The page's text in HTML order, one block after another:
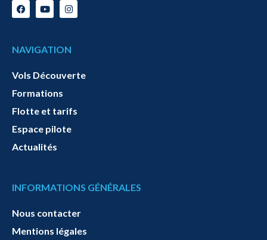
NAVIGATION
Vols Découverte
Formations
Flotte et tarifs
Espace pilote
Actualités
INFORMATIONS GÉNÉRALES
Nous contacter
Mentions légales